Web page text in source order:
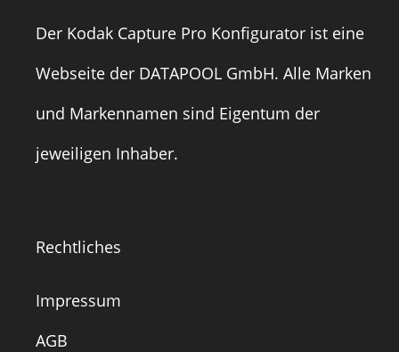
Der Kodak Capture Pro Konfigurator ist eine
Webseite der DATAPOOL GmbH. Alle Marken
und Markennamen sind Eigentum der
jeweiligen Inhaber.
Rechtliches
Impressum
AGB